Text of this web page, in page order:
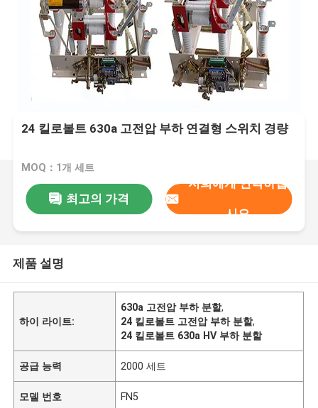
24 킬로볼트 630a 고전압 부하 연결형 스위치 경량
MOQ：1개 세트
최고의 가격
저희에게 연락하십
시오
제품 설명
하이 라이트:
630a 고전압 부하 분할,
24 킬로볼트 고전압 부하 분할,
24 킬로볼트 630a HV 부하 분할
공급 능력 2000 세트
모델 번호 FN5